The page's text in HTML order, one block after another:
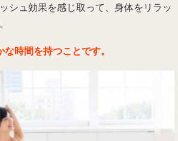
シュ効果を感じ取って、身体をリラッ
な時間を持つことです。